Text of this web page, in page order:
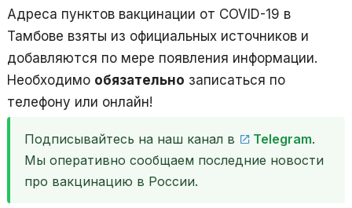
Адреса пунктов вакцинации от COVID-19 в
Тамбове взяты из официальных источников и
добавляются по мере появления информации.
Необходимо обязательно записаться по
телефону или онлайн!
Подписывайтесь на наш канал в Telegram.
Мы оперативно сообщаем последние новости
про вакцинацию в России.